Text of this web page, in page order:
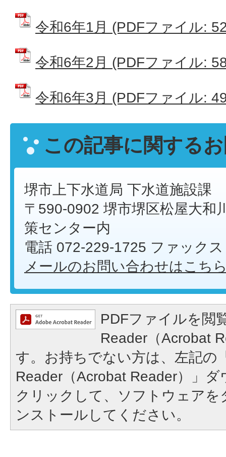
令和6年1月 (PDFファイル:
令和6年2月 (PDFファイル:
令和6年3月 (PDFファイル:
この記事に関する
堺市上下水道局 下水道施設課
〒590-0902 堺市堺区松屋大和
策センター内
電話 072-229-1725 ファック
メールのお問い合わせはこち
PDFファイルを閲
Reader（Acrobat
す。お持ちでない方は、左記の
Reader（Acrobat Reader）」
クリックして、ソフトウェア
ンストールしてください。